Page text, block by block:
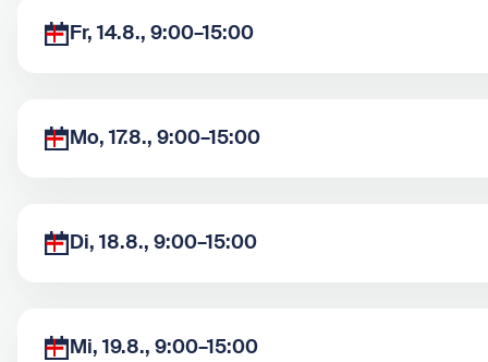
Fr, 14.8., 9:00–15:00
Mo, 17.8., 9:00–15:00
Di, 18.8., 9:00–15:00
Mi, 19.8., 9:00–15:00